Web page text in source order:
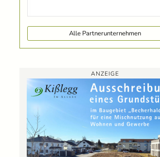
Alle Partnerunternehmen
ANZEIGE